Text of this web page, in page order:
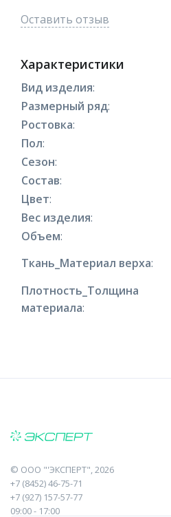
Оставить отзыв
Характеристики
Вид изделия:
Размерный ряд:
Ростовка:
Пол:
Сезон:
Состав:
Цвет:
Вес изделия:
Объем:
Ткань_Материал верха:
Плотность_Толщина
материала:
© ООО "'ЭКСПЕРТ", 2026
+7 (8452) 46-75-71
+7 (927) 157-57-77
09:00 - 17:00